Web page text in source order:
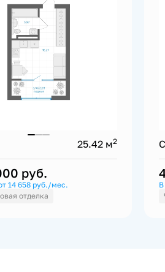
25.42 м2
руб.
14 658 руб./мес.
отделка